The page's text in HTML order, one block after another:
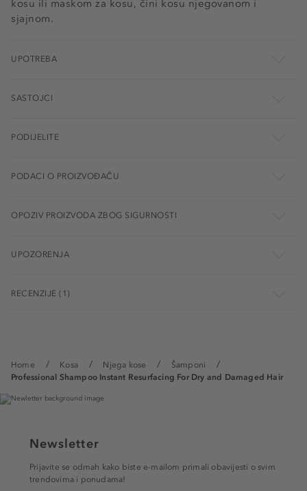
Home Kosa Njega kose
Šamponi
Professional Shampoo Instant Resurfacing For Dry and Damaged Hair
kosu ili maskom za kosu, čini kosu njegovanom i
sjajnom.
UPOTREBA
SASTOJCI
PODIJELITE
PODACI O PROIZVOĐAČU
OPOZIV PROIZVODA ZBOG SIGURNOSTI
UPOZORENJA
RECENZIJE (1)
Newsletter
Prijavite se odmah kako biste e-mailom primali obavijesti o svim
trendovima i ponudama!